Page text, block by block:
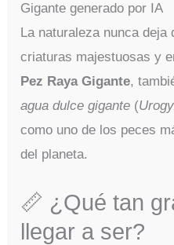
La naturaleza nunca
criaturas majestuosas y
Pez Raya Gigante,
agua dulce gigante (
como uno de los peces
del planeta.
📏 ¿Qué tan
llegar a ser?